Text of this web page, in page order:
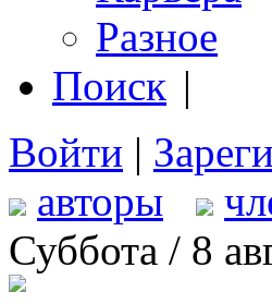
Разное
Поиск |
Войти |
авторы
Суббота / 8